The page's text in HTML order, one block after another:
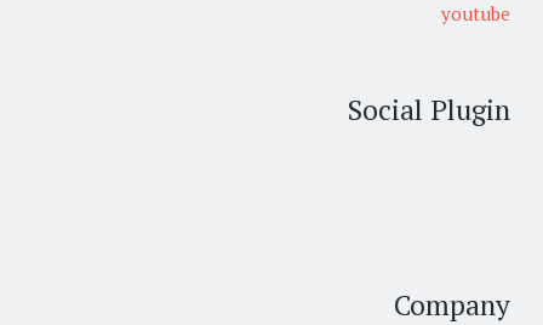
youtube
Social Plugin
Company